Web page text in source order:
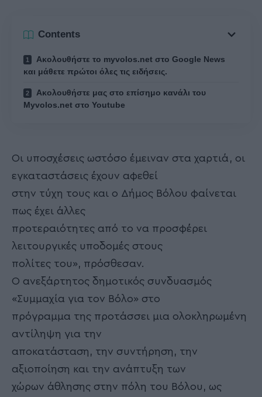
Contents
Ακολουθήστε το myvolos.net στο Google News
και μάθετε πρώτοι όλες τις ειδήσεις.
Ακολουθήστε μας στο επίσημο κανάλι του
Myvolos.net στο Youtube
Οι υποσχέσεις ωστόσο έμειναν στα χαρτιά, οι
εγκαταστάσεις έχουν αφεθεί
στην τύχη τους και ο Δήμος Βόλου φαίνεται
πως έχει άλλες
προτεραιότητες από το να προσφέρει
λειτουργικές υποδομές στους
πολίτες του», πρόσθεσαν.
Ο ανεξάρτητος δημοτικός συνδυασμός
«Συμμαχία για τον Βόλο» στο
πρόγραμμα της προτάσσει μια ολοκληρωμένη
αντίληψη για την
αποκατάσταση, την συντήρηση, την
αξιοποίηση και την ανάπτυξη των
χώρων άθλησης στην πόλη του Βόλου, ως